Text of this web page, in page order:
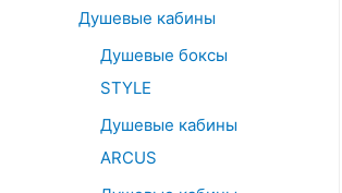
Душевые кабины
Душевые боксы
STYLE
Душевые кабины
ARCUS